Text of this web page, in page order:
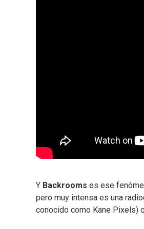
Y Backrooms es ese
pero muy intensa es una
conocido como Kane Pixels)